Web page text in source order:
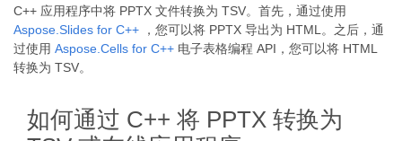
C++ 应用程序中将 PPTX 文件转换为 TSV。首先，通过使用
Aspose.Slides for C++ ，您可以将 PPTX 导出为 HTML。之后，通
过使用 Aspose.Cells for C++ 电子表格编程 API，您可以将 HTML
转换为 TSV。
如何通过 C++ 将 PPTX 转换为